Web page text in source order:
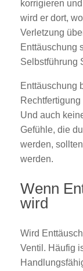
korrigieren
wird er dort,
Verletzung
Enttäuschung
Selbstführung
Enttäuschung
Und auch
Gefühle, die
werden,
werden.
Wenn
wird
Wird
Ventil. Häufig